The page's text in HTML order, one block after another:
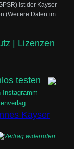
ist der Kayser
(Weitere Daten im
| Lizenzen